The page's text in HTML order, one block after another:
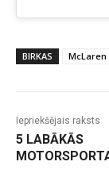
BIRKAS McLaren
Iepriekšējais raksts
5 LABĀKĀS